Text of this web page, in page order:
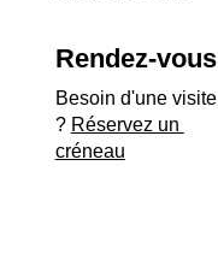
Rendez-vous
Besoin d'une visite
? Réservez un
créneau